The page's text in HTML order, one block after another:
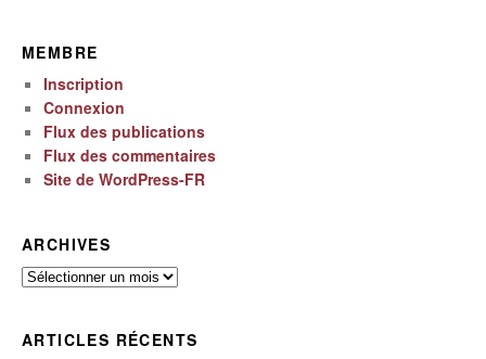
MEMBRE
Inscription
Connexion
Flux des publications
Flux des commentaires
Site de WordPress-FR
ARCHIVES
Archives
ARTICLES RÉCENTS